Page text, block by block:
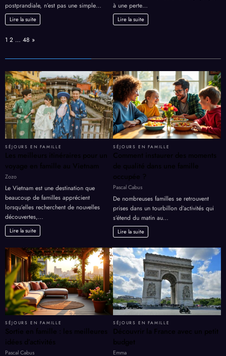
La sensation de fatigue après un repas,
souvent appelée somnolence
postprandiale, n’est pas une simple…
Lire la suite
Chaque année, des millions de personnes
aspirent à une meilleure forme physique,
à une perte…
Page:
1 2 … 48Next
»
SÉJOURS EN FAMILLE
Les meilleurs itinéraires pour un
voyage en famille au Vietnam
Zozo
Le Vietnam est une destination que
beaucoup de familles apprécient
lorsqu’elles recherchent de nouvelles
découvertes,…
Lire la suite
SÉJOURS EN FAMILLE
Comment instaurer des moments
de qualité dans une famille
occupée ?
Pascal Cabus
De nombreuses familles se retrouvent
prises dans un tourbillon d’activités qui
s’étend du matin au…
Lire la suite
SÉJOURS EN FAMILLE
Sortie en famille : les meilleures
SÉJOURS EN FAMILLE
Découvrir la France avec un petit